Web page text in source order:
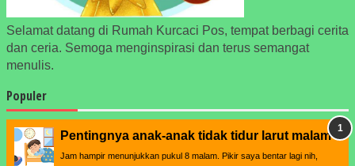
Selamat datang di Rumah Kurcaci Pos, tempat berbagi cerita
dan ceria. Semoga menginspirasi dan terus semangat
menulis.
Populer
Pentingnya anak-anak tidak tidur larut malam
Jam hampir menunjukkan pukul 8 malam. Pikir saya bentar lagi nih,